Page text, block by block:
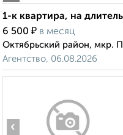
1-к квартира, на
6 500 ₽ в месяц
Октябрьский район, мкр.
Агентство, 06.08.2026
‹